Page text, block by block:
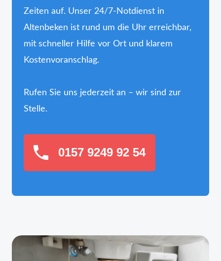
Zeiten auf. Unser 24/7-Notdienst in
Altenbeken ist rund um die Uhr erreichbar,
mit schneller Hilfe vor Ort und klarem
Kostenvoranschlag.
Rufen Sie uns jederzeit an – wir sind zur
Stelle.
0157 9249 92 54